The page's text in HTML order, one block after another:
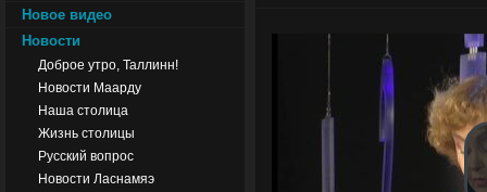
Новое видео
Новости
Доброе утро, Таллинн!
Новости Маарду
Наша столица
Жизнь столицы
Русский вопрос
Новости Ласнамяэ